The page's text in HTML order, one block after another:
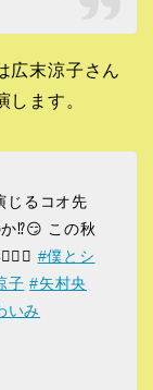
広末涼子さん
ます。
じるコオ先
⁉️😏 この秋
#僕とシ
子 #矢村央
いみ